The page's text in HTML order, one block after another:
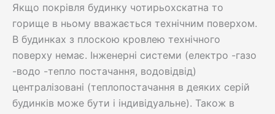
Якщо покрівля будинку чотирьохскатна то
горище в ньому вважається технічним поверхом.
В будинках з плоскою кровлею технічного
поверху немає. Інженерні системи (електро -газо
-водо -тепло постачання, водовідвід)
централізовані (теплопостачання в деяких серій
будинків може бути і індивідуальне). Також в